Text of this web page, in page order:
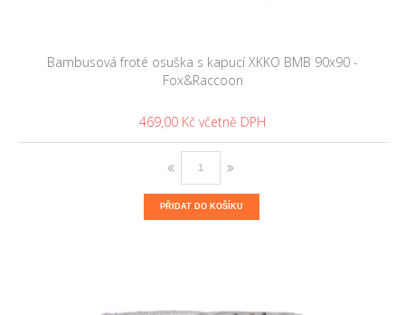
Bambusová froté osuška s kapucí XKKO BMB 90x90 -
Fox&Raccoon
469,00 Kč
PŘIDAT DO KOŠÍKU